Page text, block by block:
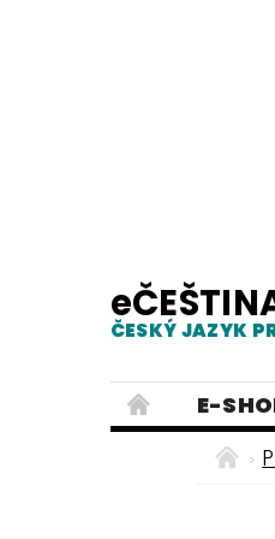
ČESKÝ JAZYK
E-
TESTY Z